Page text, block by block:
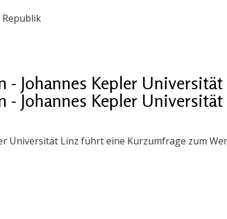
Republik
- Johannes Kepler
- Johannes Kepler
Universität Linz führt eine Kurzumfrage zum